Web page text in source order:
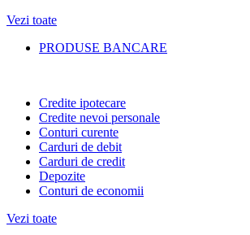
Vezi toate
PRODUSE BANCARE
Credite ipotecare
Credite nevoi personale
Conturi curente
Carduri de debit
Carduri de credit
Depozite
Conturi de economii
Vezi toate